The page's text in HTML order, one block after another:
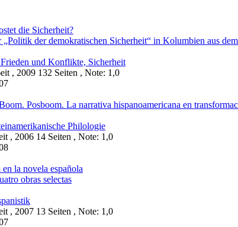
die Sicherheit?
der demokratischen Sicherheit“ in Kolumbien aus
und Konflikte, Sicherheit
, 2009 132 Seiten , Note: 1,0
Posboom. La narrativa hispanoamericana en
Philologie
, 2006 14 Seiten , Note: 1,0
la novela española
obras selectas
, 2007 13 Seiten , Note: 1,0